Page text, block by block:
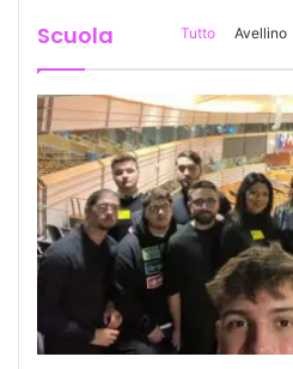
Scuola Tutto Avellino